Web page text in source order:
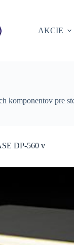
AKCIE
komponentov pre
DP-560 v